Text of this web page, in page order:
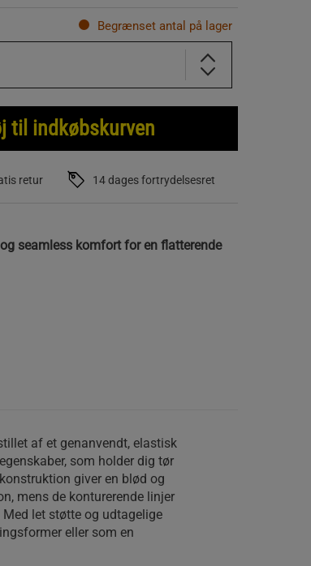
Begrænset antal på lager
til indkøbskurven
retur 14 dages fortrydelsesret
seamless komfort for en flatterende
af et genanvendt, elastisk
som holder dig tør
giver en blød og
mens de konturerende linjer
let støtte og udtagelige
eller som en